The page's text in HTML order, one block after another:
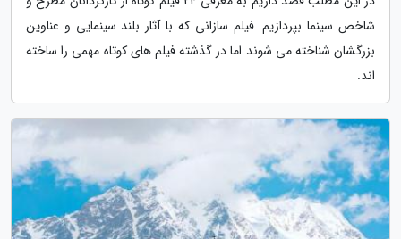
شاخص سینما بپردازیم. فیلم سازانی که با آثار بلند سینمایی و عناوین
بزرگشان شناخته می شوند اما در گذشته فیلم های کوتاه مهمی را ساخته
اند.